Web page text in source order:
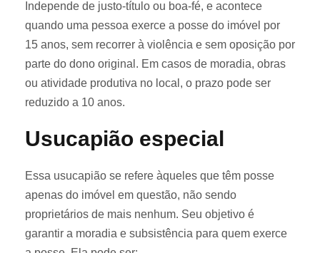
Independe de justo-título ou boa-fé, e acontece
quando uma pessoa exerce a posse do imóvel por
15 anos, sem recorrer à violência e sem oposição por
parte do dono original. Em casos de moradia, obras
ou atividade produtiva no local, o prazo pode ser
reduzido a 10 anos.
Usucapião especial
Essa usucapião se refere àqueles que têm posse
apenas do imóvel em questão, não sendo
proprietários de mais nenhum. Seu objetivo é
garantir a moradia e subsistência para quem exerce